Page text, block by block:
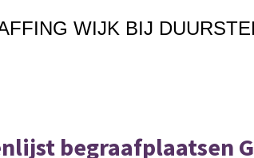
WIJK BIJ
begraafplaatsen